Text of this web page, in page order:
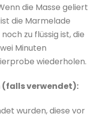
die Masse geliert
die Marmelade
zu flüssig ist, die
Minuten
wiederholen.
verwendet):
wurden, diese vor